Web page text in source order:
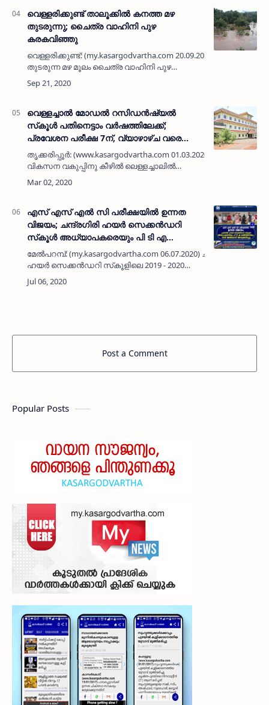
…
വെള്ളരിക്കുണ്ട് താലൂക്കിൽ കനത്ത മഴ
തുടരുന്നു; ചൈത്ര വാഹിനി പുഴ
കരകവിഞ്ഞു
വെള്ളരിക്കുണ്ട്: (my.kasargodvartha.com 20.09.2020) ശക്തമായി
തുടരുന്ന മഴ മൂലം ചൈത്ര വാഹിനി പുഴ
തോടുകളും കൊല്ലികളും പതിവിന്
വെള്ളച്ചാല്‍ മോഡല്‍ റസിഡന്‍ഷ്യല്‍
സ്‌കൂള്‍ പതിനെട്ടാം വര്‍ഷത്തിലേക്ക്;
പ്രവേശന പരീക്ഷ 7ന്, വ്യാഴാഴ്ച വരെ
ഓണ്‍ലൈനായി അപേക്ഷ നല്‍കാം
തൃക്കരിപ്പൂര്‍: (www.kasargodvartha.com 01.03.2020) പട്ടികജാതി
വികസന വകുപ്പിനു കീഴില്‍ ലെള്ളച്ചാലില്‍
റെസിഡന്‍ഷ്യല്‍ സ്‌ക…
എസ് എസ് എല്‍ സി പരീക്ഷയില്‍ ഉന്നത
വിജയം; ചന്ദ്രഗിരി ഹയര്‍ സെക്കന്‍ഡറി
സ്‌കൂള്‍ അധ്യാപകരെയും പി ടി എ
കമ്മിറ്റിയേയും തമ്പ് മേല്‍പ്പറമ്പ് അനുമോദിച്ചു
മേല്‍പറമ്പ്: (my.kasargodvartha.com 06.07.2020) ചന്ദ്രഗിരി
ഹയര്‍ സെക്കന്‍ഡറി സ്‌കൂളിലെ 2019 - 2020
എസ് എസ് എല്‍ സി ബാച്ചിനെ സ്‌കൂളിന്റെ
ചരിത്രത്തിലെ (99.15 ശതമാനം)…
Post a Comment
Popular Posts